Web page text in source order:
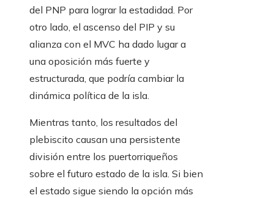
del PNP para lograr la estadidad. Por
otro lado, el ascenso del PIP y su
alianza con el MVC ha dado lugar a
una oposición más fuerte y
estructurada, que podría cambiar la
dinámica política de la isla.
Mientras tanto, los resultados del
plebiscito causan una persistente
división entre los puertorriqueños
sobre el futuro estado de la isla. Si bien
el estado sigue siendo la opción más